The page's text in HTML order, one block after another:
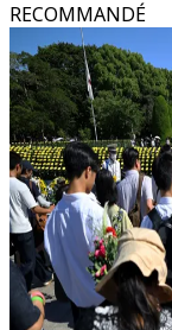
RECOMMANDÉ